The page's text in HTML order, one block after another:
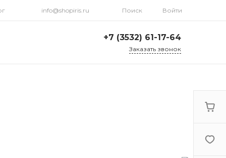
info@shopiris.ru Поиск Войти
+7 (3532) 61-17-64
Заказать звонок